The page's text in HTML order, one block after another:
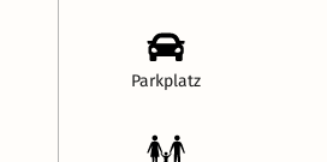
Parkplatz